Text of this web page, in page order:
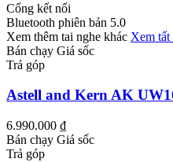
Cổng kết nối
Bluetooth phiên bản 5.0
Xem thêm tai nghe khác Xem tất
Bán chạy Giá sốc
Trả góp
Astell and Kern AK
6.990.000 ₫
Bán chạy Giá sốc
Trả góp